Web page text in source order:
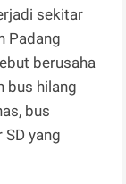
sekitar
Padang
berusaha
bus hilang
bus
yang